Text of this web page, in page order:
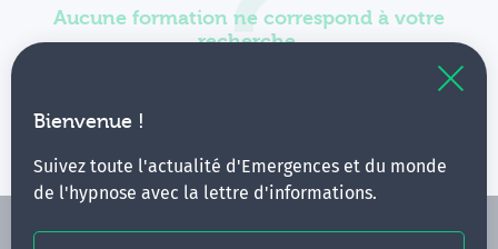
Bienvenue !
Suivez toute l'actualité d'Emergences et du monde
de l'hypnose avec la lettre d'informations.
Aucune formation ne correspond à votre
recherche.
Vous pouvez renouveler votre requête en élargissant